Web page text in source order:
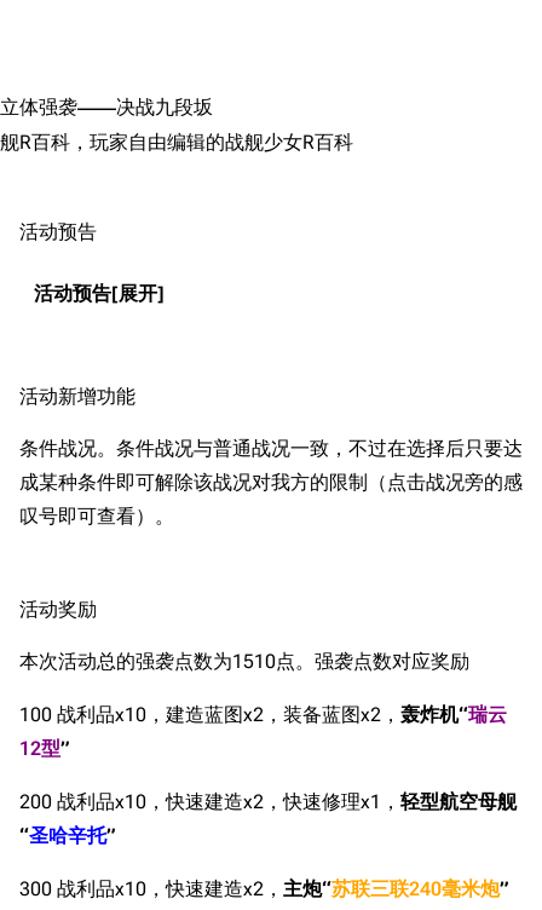
立体强袭——决战九段坂
舰R百科，玩家自由编辑的战舰少女R百科
活动预告
活动预告
活动新增功能
条件战况。条件战况与普通战况一致，不过在选择后只要达
成某种条件即可解除该战况对我方的限制（点击战况旁的感
叹号即可查看）。
活动奖励
本次活动总的强袭点数为1510点。强袭点数对应奖励
100 战利品x10，建造蓝图x2，装备蓝图x2， 轰炸机“瑞云
12型”
200 战利品x10，快速建造x2，快速修理x1， 轻型航空母舰
“圣哈辛托”
300 战利品x10，快速建造x2， 主炮“苏联三联240毫米炮”